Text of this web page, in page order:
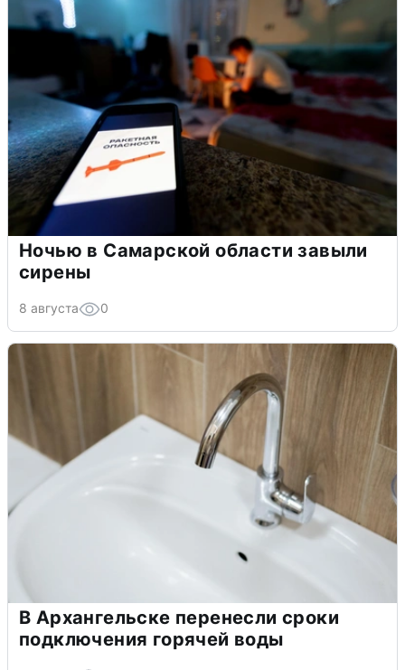
Ночью в Самарской области завыли
сирены
8 августа 0
В Архангельске перенесли сроки
подключения горячей воды